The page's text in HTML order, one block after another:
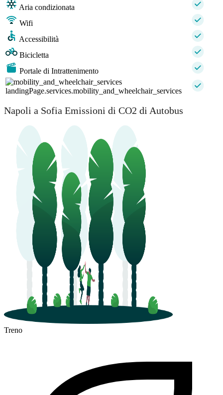
Aria condizionata
Wifi
Accessibilità
Bicicletta
Portale di Intrattenimento
landingPage.services.mobility_and_wheelchair_services
Napoli a Sofia Emissioni di CO2 di Autobus
Treno